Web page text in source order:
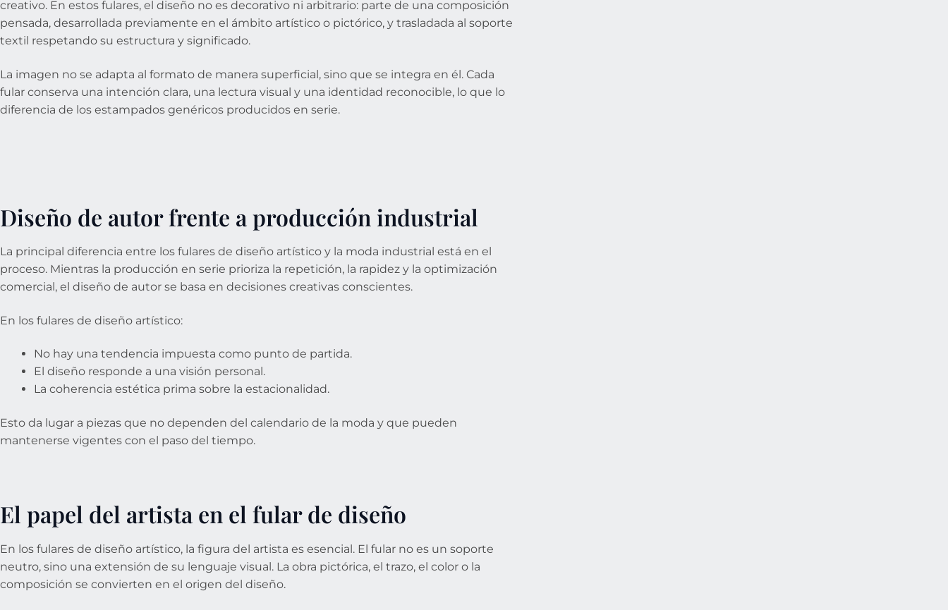
creativo. En estos fulares, el diseño no es decorativo ni arbitrario: parte de una composición
pensada, desarrollada previamente en el ámbito artístico o pictórico, y trasladada al soporte
textil respetando su estructura y significado.
La imagen no se adapta al formato de manera superficial, sino que se integra en él. Cada
fular conserva una intención clara, una lectura visual y una identidad reconocible, lo que lo
diferencia de los estampados genéricos producidos en serie.
Diseño de autor frente a producción industrial
La principal diferencia entre los fulares de diseño artístico y la moda industrial está en el
proceso. Mientras la producción en serie prioriza la repetición, la rapidez y la optimización
comercial, el diseño de autor se basa en decisiones creativas conscientes.
En los fulares de diseño artístico:
No hay una tendencia impuesta como punto de partida.
El diseño responde a una visión personal.
La coherencia estética prima sobre la estacionalidad.
Esto da lugar a piezas que no dependen del calendario de la moda y que pueden
mantenerse vigentes con el paso del tiempo.
El papel del artista en el fular de diseño
En los fulares de diseño artístico, la figura del artista es esencial. El fular no es un soporte
neutro, sino una extensión de su lenguaje visual. La obra pictórica, el trazo, el color o la
composición se convierten en el origen del diseño.